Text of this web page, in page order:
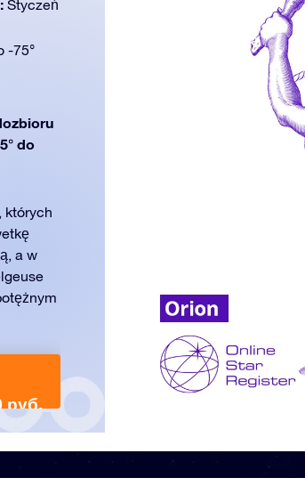
Styczeń
-75°
do
których
a w
руб.